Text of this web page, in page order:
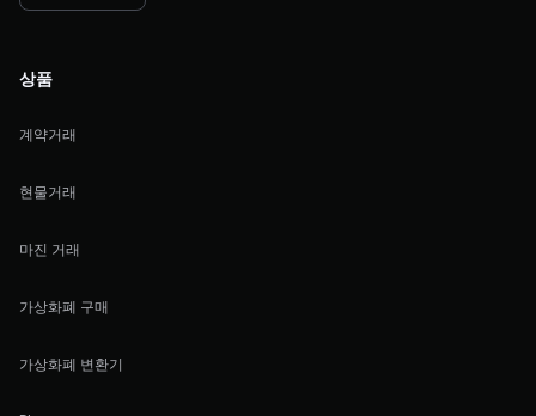
상품
계약거래
현물거래
마진 거래
가상화폐 구매
가상화폐 변환기